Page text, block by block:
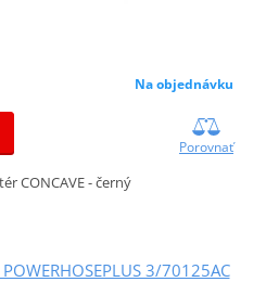
Na objednávku
Porovnať
CONCAVE - černý
3/70125AC